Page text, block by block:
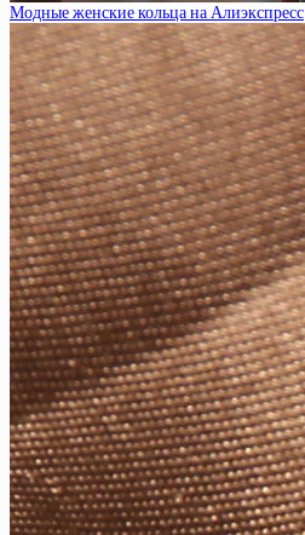
Модные женские кольца на Алиэкспресс